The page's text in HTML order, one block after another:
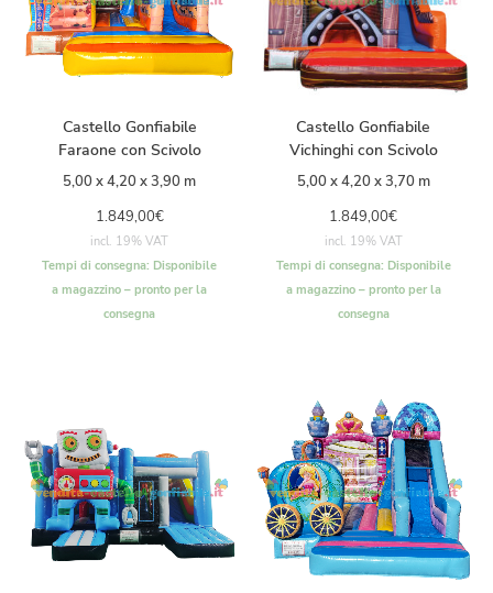
Castello Gonfiabile
Faraone con Scivolo
5,00 x 4,20 x 3,90 m
1.849,00€
incl. 19% VAT
Tempi di consegna: Disponibile
a magazzino – pronto per la
consegna
Castello Gonfiabile
Vichinghi con Scivolo
5,00 x 4,20 x 3,70 m
1.849,00€
incl. 19% VAT
Tempi di consegna: Disponibile
a magazzino – pronto per la
consegna